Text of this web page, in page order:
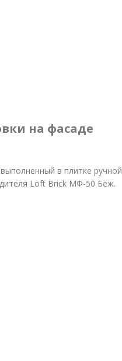
на фасаде
в плитке ручной
Loft Brick МФ-50 Беж.